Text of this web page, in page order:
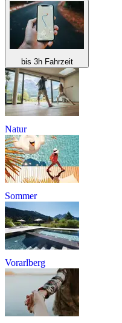
bis 3h Fahrzeit
Natur
Sommer
Vorarlberg